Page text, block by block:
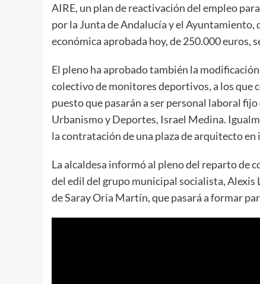
AIRE, un plan de reactivación del empleo
por la Junta de Andalucía y el Ayuntamiento,
económica aprobada hoy, de 250.000 euros,
El pleno ha aprobado también la
colectivo de monitores deportivos, a los que
puesto que pasarán a ser personal laboral
Urbanismo y Deportes, Israel Medina.
la contratación de una plaza de arquitecto
La alcaldesa informó al pleno del reparto de
del edil del grupo municipal socialista,
de Saray Oria Martín, que pasará a formar